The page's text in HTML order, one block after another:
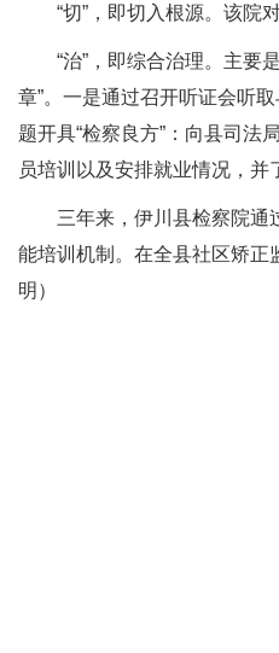
“切”，即切入根源。该院对
“治”，即综合治理。主要是
章”。一是通过召开听证会听
题开具“检察良方”：向县司法
员培训以及安排就业情况，并
三年来，伊川县检察院通过
能培训机制。在全县社区矫正
明）